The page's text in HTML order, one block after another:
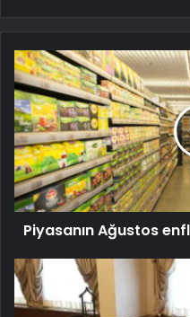
Piyasanın Ağustos